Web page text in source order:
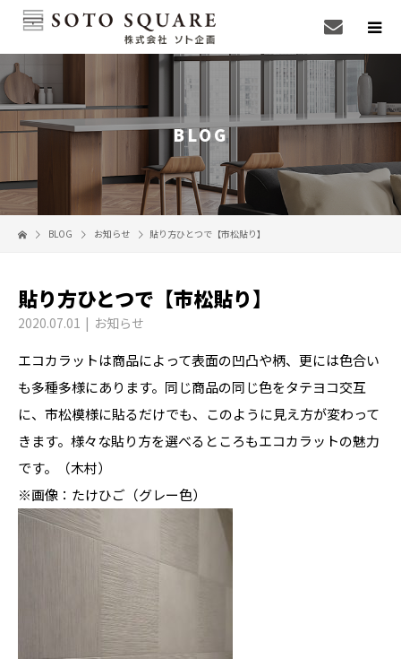
BLOG
BLOG お知らせ 貼り方ひとつで【市松貼り】
貼り方ひとつで【市松貼り】
2020.07.01 お知らせ
エコカラットは商品によって表面の凹凸や柄、更には色合い
も多種多様にあります。同じ商品の同じ色をタテヨコ交互
に、市松模様に貼るだけでも、このように見え方が変わって
きます。様々な貼り方を選べるところもエコカラットの魅力
です。（木村）
※画像：たけひご（グレー色）